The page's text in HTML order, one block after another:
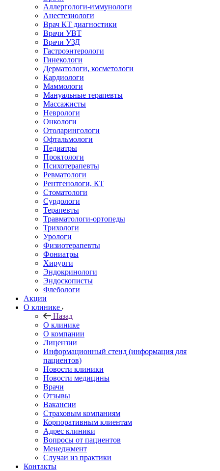
Аллергологи-иммунологи
Анестезиологи
Врач КТ диагностики
Врачи УВТ
Врачи УЗД
Гастроэнтерологи
Гинекологи
Дерматологи, косметологи
Кардиологи
Маммологи
Мануальные терапевты
Массажисты
Неврологи
Онкологи
Отоларингологи
Офтальмологи
Педиатры
Проктологи
Психотерапевты
Ревматологи
Рентгенологи, КТ
Стоматологи
Сурдологи
Терапевты
Травматологи-ортопеды
Трихологи
Урологи
Физиотерапевты
Фониатры
Хирурги
Эндокринологи
Эндоскописты
Флебологи
Акции
О клинике
Назад
О клинике
О компании
Лицензии
Информационный стенд (информация для
пациентов)
Новости клиники
Новости медицины
Врачи
Отзывы
Вакансии
Страховым компаниям
Корпоративным клиентам
Адрес клиники
Вопросы от пациентов
Менеджмент
Случаи из практики
Контакты